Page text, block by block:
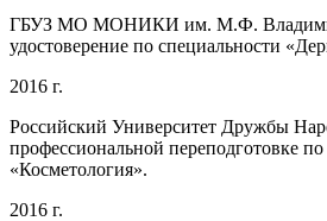
ГБУЗ МО МОНИКИ им. М.Ф.
удостоверение по специальности
2016 г.
Российский Университет Дружбы
профессиональной переподготовке
«Косметология».
2016 г.